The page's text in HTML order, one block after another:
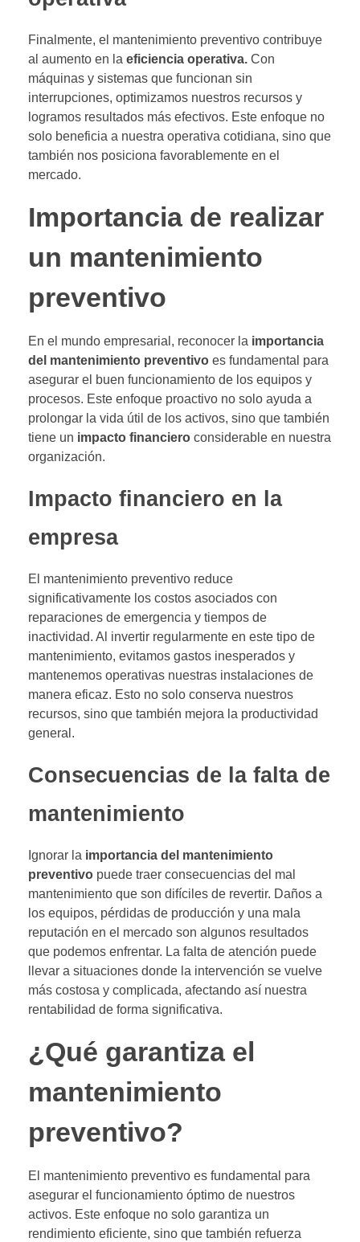
Finalmente, el mantenimiento preventivo contribuye
al aumento en la eficiencia operativa. Con
máquinas y sistemas que funcionan sin
interrupciones, optimizamos nuestros recursos y
logramos resultados más efectivos. Este enfoque no
solo beneficia a nuestra operativa cotidiana, sino que
también nos posiciona favorablemente en el
mercado.
Importancia de realizar
un mantenimiento
preventivo
En el mundo empresarial, reconocer la importancia
del mantenimiento preventivo es fundamental para
asegurar el buen funcionamiento de los equipos y
procesos. Este enfoque proactivo no solo ayuda a
prolongar la vida útil de los activos, sino que también
tiene un impacto financiero considerable en nuestra
organización.
Impacto financiero en la
empresa
El mantenimiento preventivo reduce
significativamente los costos asociados con
reparaciones de emergencia y tiempos de
inactividad. Al invertir regularmente en este tipo de
mantenimiento, evitamos gastos inesperados y
mantenemos operativas nuestras instalaciones de
manera eficaz. Esto no solo conserva nuestros
recursos, sino que también mejora la productividad
general.
Consecuencias de la falta de
mantenimiento
Ignorar la importancia del mantenimiento
preventivo puede traer consecuencias del mal
mantenimiento que son difíciles de revertir. Daños a
los equipos, pérdidas de producción y una mala
reputación en el mercado son algunos resultados
que podemos enfrentar. La falta de atención puede
llevar a situaciones donde la intervención se vuelve
más costosa y complicada, afectando así nuestra
rentabilidad de forma significativa.
¿Qué garantiza el
mantenimiento
preventivo?
El mantenimiento preventivo es fundamental para
asegurar el funcionamiento óptimo de nuestros
activos. Este enfoque no solo garantiza un
rendimiento eficiente, sino que también refuerza